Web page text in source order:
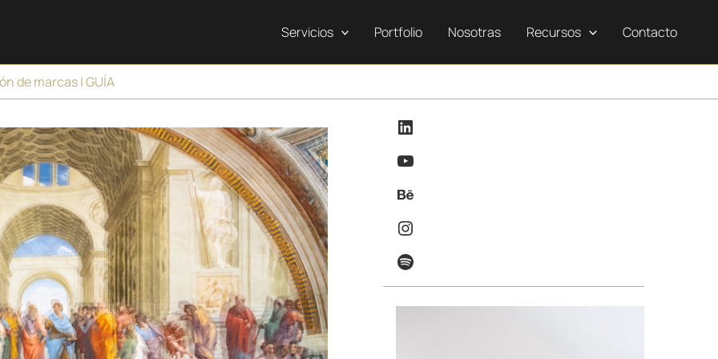
Servicios Portfolio Nosotras Recursos Contacto
de marcas | GUÍA
LinkedIn
YouTube
Behance
Instagram
Spotify